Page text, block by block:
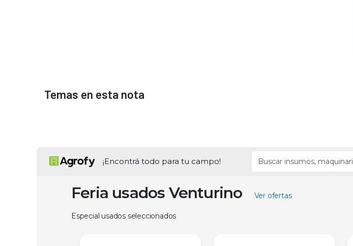
Temas en esta nota
¡Encontrá todo para tu campo!
Feria usados Venturino Ver ofertas
Especial usados seleccionados